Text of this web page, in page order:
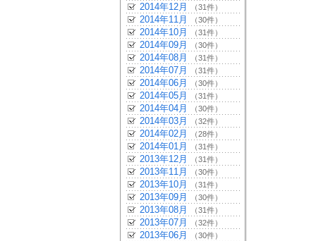
2014年12月 （31件）
2014年11月 （30件）
2014年10月 （31件）
2014年09月 （30件）
2014年08月 （31件）
2014年07月 （31件）
2014年06月 （30件）
2014年05月 （31件）
2014年04月 （30件）
2014年03月 （32件）
2014年02月 （28件）
2014年01月 （31件）
2013年12月 （31件）
2013年11月 （30件）
2013年10月 （31件）
2013年09月 （30件）
2013年08月 （31件）
2013年07月 （32件）
2013年06月 （30件）